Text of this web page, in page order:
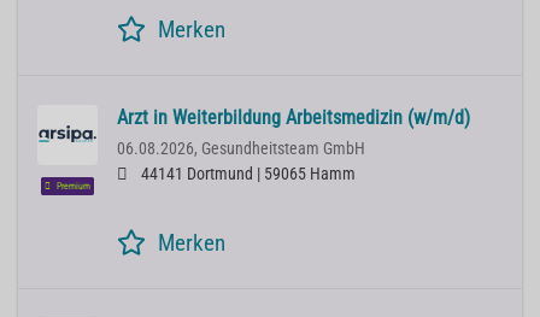
Merken
Premium
Arzt in Weiterbildung Arbeitsmedizin (w/m/d)
06.08.2026, Gesundheitsteam GmbH
44141 Dortmund | 59065 Hamm
Merken